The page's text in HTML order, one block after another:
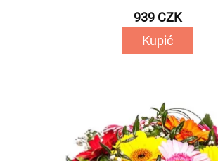
939 CZK
Kupić